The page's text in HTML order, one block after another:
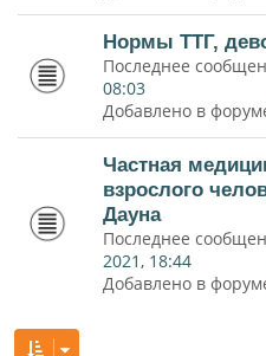
Нормы ТТГ,
Последнее
08:03
Добавлено в
Частная
взрослого
Дауна
Последнее
2021, 18:44
Добавлено в